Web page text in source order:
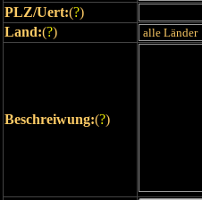
PLZ/Uert:(?)
Land:(?)
Beschreiwung:(?)